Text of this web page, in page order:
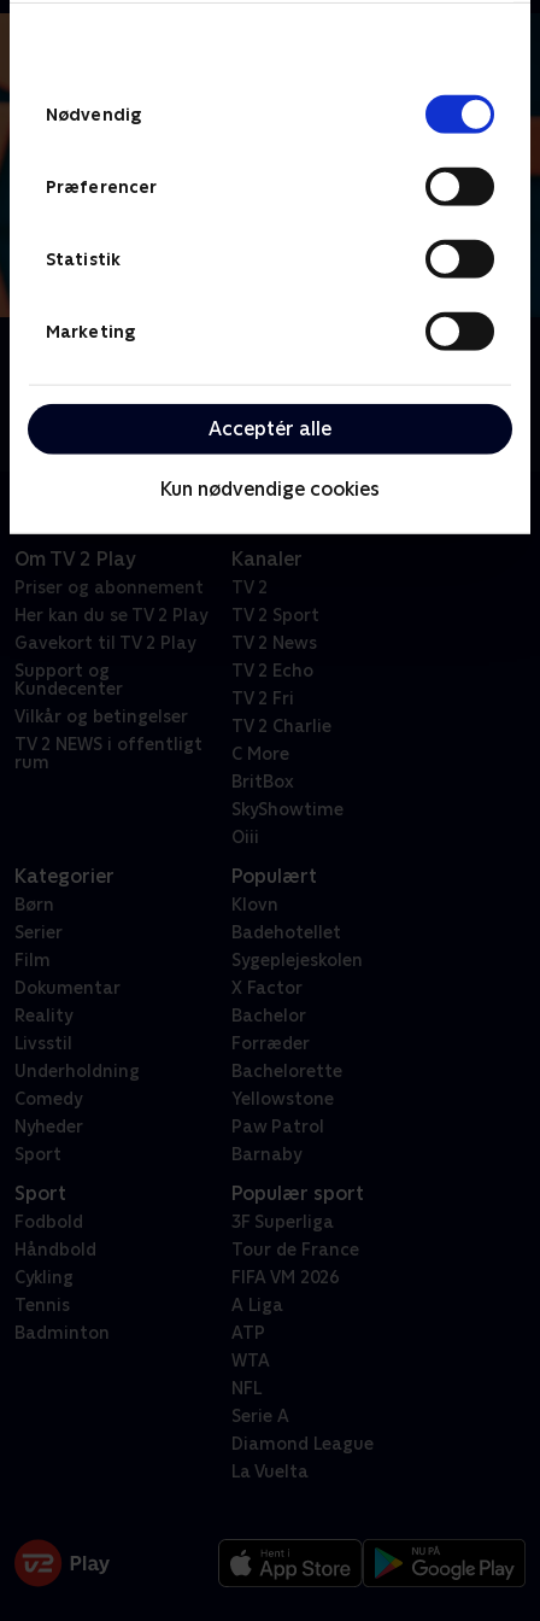
Nødvendig
Præferencer
Statistik
Marketing
Acceptér alle
Kun nødvendige cookies
uvaner, når vi byder velkommen til livsstilsquizzen
'Lige i skabet'.
Om TV 2 Play
Priser og abonnement
Her kan du se TV 2 Play
Gavekort til TV 2 Play
Support og
Kundecenter
Vilkår og betingelser
TV 2 NEWS i offentligt
rum
Kanaler
TV 2
TV 2 Sport
TV 2 News
TV 2 Echo
TV 2 Fri
TV 2 Charlie
C More
BritBox
SkyShowtime
Oiii
Kategorier
Børn
Serier
Film
Dokumentar
Reality
Livsstil
Underholdning
Comedy
Nyheder
Sport
Populært
Klovn
Badehotellet
Sygeplejeskolen
X Factor
Bachelor
Forræder
Bachelorette
Yellowstone
Paw Patrol
Barnaby
Sport
Fodbold
Håndbold
Cykling
Tennis
Badminton
Populær sport
3F Superliga
Tour de France
FIFA VM 2026
A Liga
ATP
WTA
NFL
Serie A
Diamond League
La Vuelta